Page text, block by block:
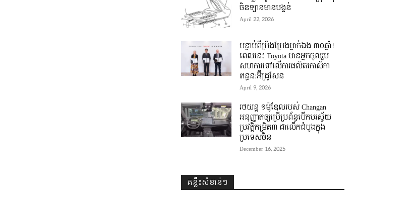
ចិនឡានមានបង្គន់
April 22, 2026
បន្ទាប់ពីប្រឹងប្រែងម្នាក់ឯង ៣០ឆ្នាំ! ​
ពេលនេះ Toyota មានអ្នកចូលរួម
សហការទៅលើការផលិតកោសិកា
ឥន្ធន:អ៊ីដ្រូសែន
April 9, 2026
រថយន្ត ១ម៉ូឌែលរបស់ Changan
អនុញ្ញាតឲ្យប្រើប្រព័ន្ធបើកបរស្វ័យ
ប្រវត្តិកម្រិត៣ ជាលើកដំបូងក្នុង
ប្រទេសចិន
December 16, 2025
គន្លឹះសំខាន់ៗ